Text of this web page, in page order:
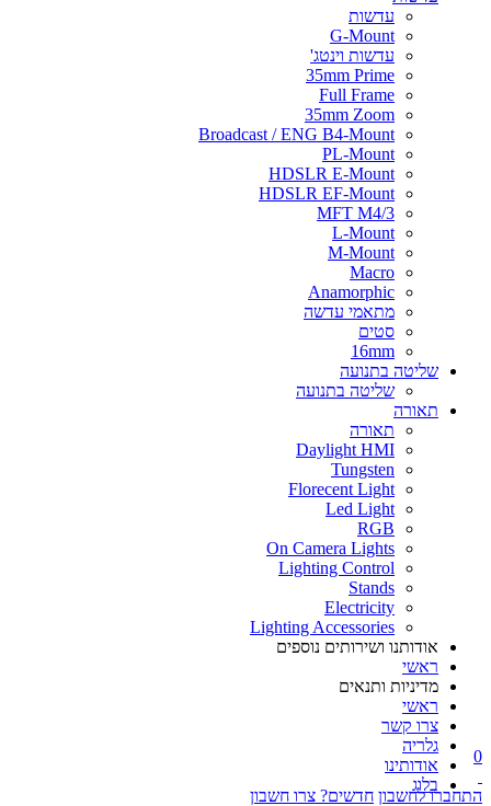
עדשות
G-Mount
עדשות וינטג'
35mm Prime
Full Frame
35mm Zoom
Broadcast / ENG B4-Mount
PL-Mount
HDSLR E-Mount
HDSLR EF-Mount
MFT M4/3
L-Mount
M-Mount
Macro
Anamorphic
מתאמי עדשה
סטים
16mm
שליטה בתנועה
שליטה בתנועה
תאורה
תאורה
Daylight HMI
Tungsten
Florecent Light
Led Light
RGB
On Camera Lights
Lighting Control
Stands
Electricity
Lighting Accessories
אודותנו ושירותים נוספים
ראשי
מדיניות ותנאים
ראשי
צרו קשר
גלריה
אודותינו
בלוג
0
התחברו לחשבון חדשים? צרו חשבון